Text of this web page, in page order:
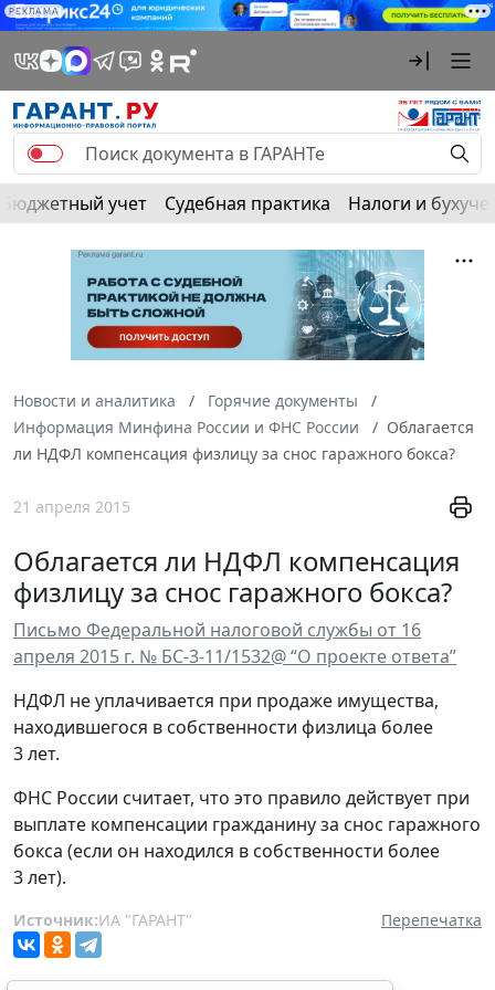
РЕКЛАМА
Бюджетный учет Судебная практика Налоги и
Новости и аналитика
Горячие документы
Информация Минфина России и ФНС России
Облагается
ли НДФЛ компенсация физлицу за снос гаражного бокса?
21 апреля 2015
Облагается ли НДФЛ компенсация
физлицу за снос гаражного бокса?
Письмо Федеральной налоговой службы от 16
апреля 2015 г. № БС-3-11/1532@ “О проекте ответа”
НДФЛ не уплачивается при продаже имущества,
находившегося в собственности физлица более
3 лет.
ФНС России считает, что это правило действует при
выплате компенсации гражданину за снос гаражного
бокса (если он находился в собственности более
3 лет).
Источник:ИА "ГАРАНТ" Перепечатка